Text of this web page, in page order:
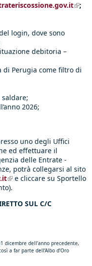
(link
;
login, dove sono
debitoria –
di Perugia come filtro di
2026;
uno degli Uffici
ed effettuare il
delle Entrate -
potrà collegarsi al sito
(link is external)
e cliccare su Sportello
SUL C/C
dicembre dell’anno precedente,
a far parte dell’Albo d’Oro